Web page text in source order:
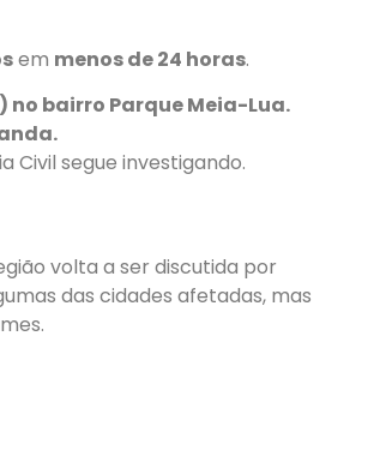
em menos de 24 horas.
bairro Parque Meia-Lua.
Civil segue investigando.
volta a ser discutida por
das cidades afetadas, mas